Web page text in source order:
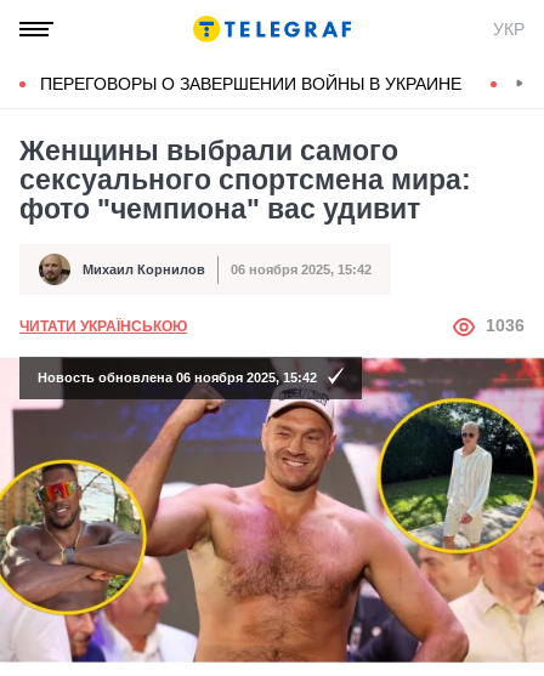
УКР
ПЕРЕГОВОРЫ О ЗАВЕРШЕНИИ ВОЙНЫ В УКРАИНЕ
Женщины выбрали самого
сексуального спортсмена мира:
фото "чемпиона" вас удивит
Автор Михаил Корнилов
Дата публикации 06 ноября 2025, 15:42
ЧИТАТИ УКРАЇНСЬКОЮ АВТОР
1036
Новость обновлена 06 ноября 2025, 15:42